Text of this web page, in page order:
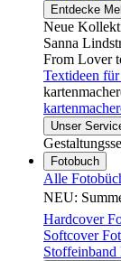
Entdecke
Neue
Sanna
From Lover
Textideen
Unser
Fotobuch
Alle
NEU:
Hardcover
Softcover
Stoffeinband